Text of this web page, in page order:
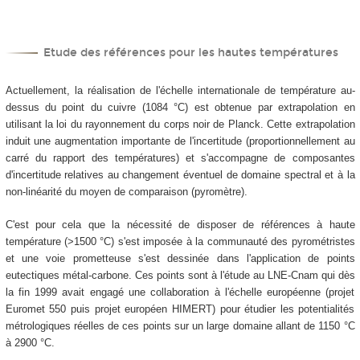
Etude des références pour les hautes températures
Actuellement, la réalisation de l'échelle internationale de température au-
dessus du point du cuivre (1084 °C) est obtenue par extrapolation en
utilisant la loi du rayonnement du corps noir de Planck. Cette extrapolation
induit une augmentation importante de l'incertitude (proportionnellement au
carré du rapport des températures) et s'accompagne de composantes
d'incertitude relatives au changement éventuel de domaine spectral et à la
non-linéarité du moyen de comparaison (pyromètre).
C'est pour cela que la nécessité de disposer de références à haute
température (>1500 °C) s'est imposée à la communauté des pyrométristes
et une voie prometteuse s'est dessinée dans l'application de points
eutectiques métal-carbone. Ces points sont à l'étude au LNE-Cnam qui dès
la fin 1999 avait engagé une collaboration à l'échelle européenne (projet
Euromet 550 puis projet européen HIMERT) pour étudier les potentialités
métrologiques réelles de ces points sur un large domaine allant de 1150 °C
à 2900 °C.